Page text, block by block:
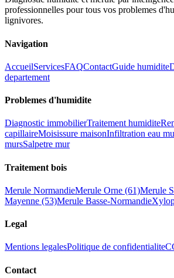
professionnelles pour tous vos problemes d'
lignivores.
Navigation
AccueilServicesFAQContactGuide humidite
departement
Problemes d'humidite
Diagnostic immobilierTraitement humidite
capillaireMoisissure maisonInfiltration eau
mursSalpetre mur
Traitement bois
Merule NormandieMerule Orne (61)Merule
Mayenne (53)Merule Basse-Normandie
Legal
Mentions legalesPolitique de confidentialite
Contact